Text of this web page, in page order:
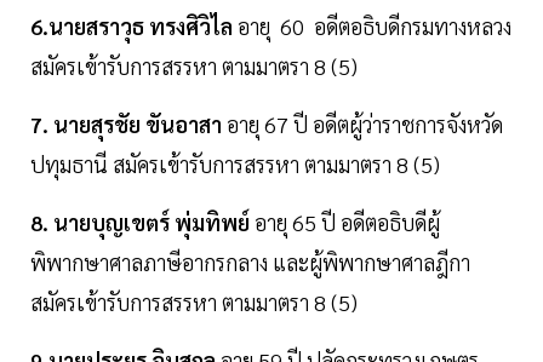
6.นายสราวุธ ทรงศิวิไล อายุ 60 อดีตอธิบดีกรมทางหลวง
สมัครเข้ารับการสรรหา ตามมาตรา 8 (5)
7. นายสุรชัย ขันอาสา อายุ 67 ปี อดีตผู้ว่าราชการจังหวัด
ปทุมธานี สมัครเข้ารับการสรรหา ตามมาตรา 8 (5)
8. นายบุญเขตร์ พุ่มทิพย์ อายุ 65 ปี อดีตอธิบดีผู้
พิพากษาศาลภาษีอากรกลาง และผู้พิพากษาศาลฎีกา
สมัครเข้ารับการสรรหา ตามมาตรา 8 (5)